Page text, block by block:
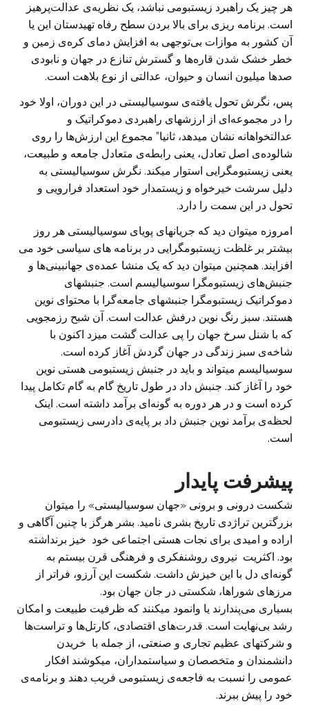
هر چیز یک راهبرد زیستبومی نباشد، یک نظریه‌ی عدالت‌پرهیز
است. برنامه ریزی برای بالا بردن سطح رفاه تهیدستان این یا
آن کشور به موازات بی‌توجهی به افزایش دمای کره‌ی زمین و
خطر خشک شدن قاره‌ها و گسترش تنازع در جهان و نابودی
صدها میلیون انسان و حیوان، عدالتی از نوع بلاهت است.
پس، نگرش تحول یافته‌ی سوسیالیستی در این دوران، اولا خود
را در مجموعه‌ا‌ی از ارزشهای راهبردی دموکراتیک و
عدالتخواهانه نشان میدهد، ثانیا” مجموع این ارزش‌ها را روی
شالوده‌ی اصل تعادل، یعنی رابطه‌ی متعادل جامعه و طبیعت،
یعنی زیستبومگرایی استوار میکند. نگرش سوسیالیستی به
دلیل سرشت خیرخواه و زیستمدار خود استعداد فرارویی و
تحول در این سمت را دارد.
امروزه میتوان دید که جریانهای پویای سوسیالیستی هر روز
بیشتر بر غلظت زیستبومگرایی در برنامه های سیاسی خود می
افزایند. همچنین میتوان دید که یک منشا عمده‌ی جهانبینی‌ها و
جنبش‌های زیستبومگرا سوسیالیسم است. جنبشهای
دموکراتیک زیستبومگرا جنبشهای جامعه‌گرا با محتوای نوین
هستند. سبز رنگ نوین درفش عدالت است. آن شبح رزمجویی
که با شنل سرخ جهان را پی عدالت گشت میزد اکنون با
شاخه‌ی سبز زندگی در جهان گردش آغاز کرده است.
سوسیالیسم میتواند و باید در جنبش زیستبومی هستی نوین
خود را آغاز کند. جنبش داد در طول تاریخ گام به گام تکامل پیدا
کرده است و در هر دوره به گونه‌ای برآمد داشته است. اینک
لحظه‌ی برآمد نوین جنبش داد بر پایه‌ی دادرسی زیستبومی
است.
پیشرفت پایدار
شکست درونی و برونی «جهان سوسیالیستی» را میتوان
بزرگترین تراژدی تاریخ بشری نامید. بشر هرگز با چنین آگاهی و
اراده‌ و امیدی برای نجات هستی اجتماعی خود خیز برنداشته
بود. اکثریت نیروی روشنفکری و فرهنگی قرن بیستم به
گونه‌ای دل با این خیزش داشت. شکست این آرزو، فراتر از
مرزهای شوراها، شکستی در جان جهان بود.
بسیاری می‌پندارند یا وانمود میکنند که ظرفیت طبیعت و امکان
رشد بی‌نهایت است. قدرت‌های اقتصادی، کارتل‌ها و تراست‌ها
و شرکتهای عظیم تجاری و صنعتی، از جمله با خریدن
دانشمندان و متخصصان و سیاستمداران، میکوشند افکار
عمومی را نسبت به فاجعه‌ی زیستبومی فریب دهند و برنامه‌ی
خود را پیش ببرند.